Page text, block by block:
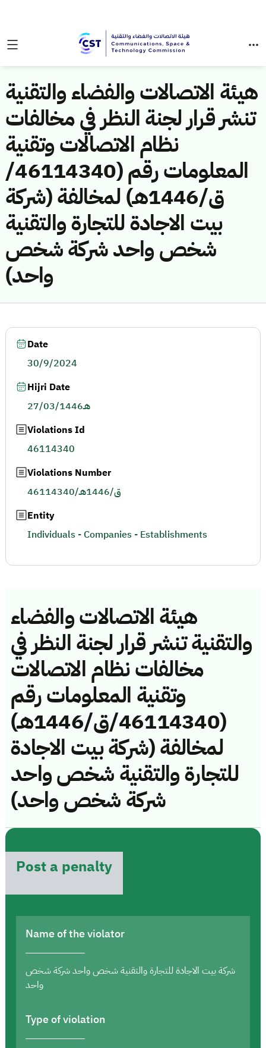
هيئة الاتصالات والفضاء والتقنية
تنشر قرار لجنة النظر في مخالفات
نظام الاتصالات وتقنية
المعلومات رقم (46114340/
ق/1446هـ) لمخالفة (شركة
بيت الاجادة للتجارة والتقنية
شخص واحد شركة شخص
واحد)
هيئة الاتصالات والفضاء
والتقنية تنشر قرار لجنة النظر في
مخالفات نظام الاتصالات
وتقنية المعلومات رقم
(46114340/ق/1446هـ)
لمخالفة (شركة بيت الاجادة
للتجارة والتقنية شخص واحد
شركة شخص واحد)
Post a penalty
Name of the violator
شركة بيت الاجادة للتجارة والتقنية شخص واحد شركة شخص
واحد
Type of violation
Date
30/9/2024
Hijri Date
27/03/1446هـ
Violations Id
46114340
Violations Number
46114340/ق/1446هـ
Entity
Individuals - Companies - Establishments